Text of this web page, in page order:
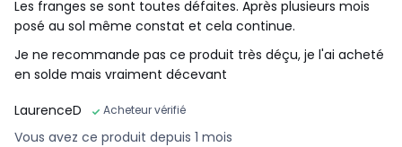
Les franges se sont toutes défaites. Après plusieurs mois
posé au sol même constat et cela continue.
Je ne recommande pas ce produit très déçu, je l'ai acheté
en solde mais vraiment décevant
LaurenceD
Acheteur vérifié
Vous avez ce produit depuis 1 mois